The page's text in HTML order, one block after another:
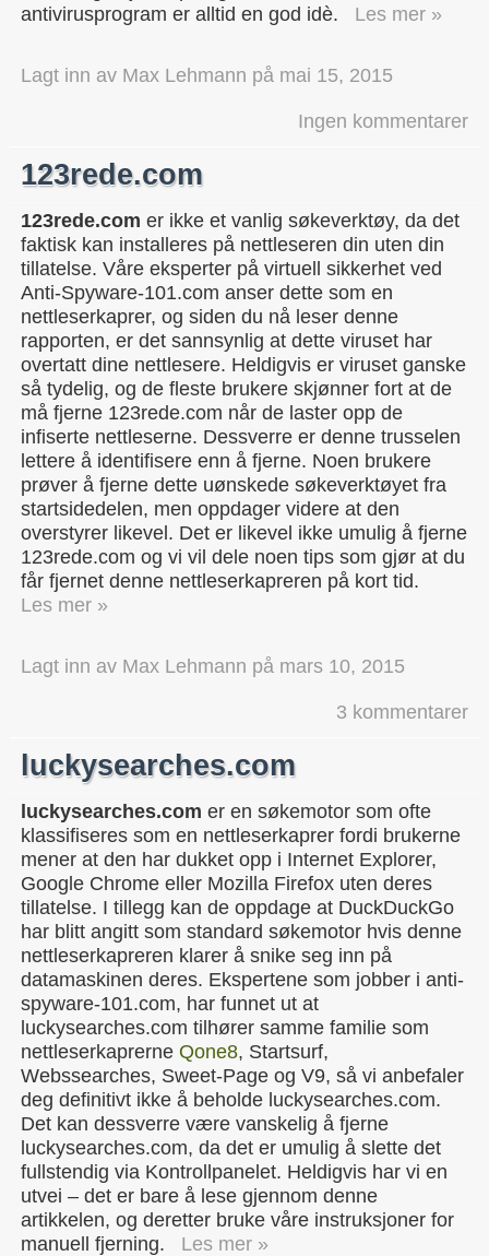
antivirusprogram er alltid en god idè.
Les mer »
Lagt inn av Max Lehmann på mai 15, 2015
Ingen kommentarer
123rede.com
123rede.com er ikke et vanlig søkeverktøy, da det
faktisk kan installeres på nettleseren din uten din
tillatelse. Våre eksperter på virtuell sikkerhet ved
Anti-Spyware-101.com anser dette som en
nettleserkaprer, og siden du nå leser denne
rapporten, er det sannsynlig at dette viruset har
overtatt dine nettlesere. Heldigvis er viruset ganske
så tydelig, og de fleste brukere skjønner fort at de
må fjerne 123rede.com når de laster opp de
infiserte nettleserne. Dessverre er denne trusselen
lettere å identifisere enn å fjerne. Noen brukere
prøver å fjerne dette uønskede søkeverktøyet fra
startsidedelen, men oppdager videre at den
overstyrer likevel. Det er likevel ikke umulig å fjerne
123rede.com og vi vil dele noen tips som gjør at du
får fjernet denne nettleserkapreren på kort tid.
Les mer »
Lagt inn av Max Lehmann på mars 10, 2015
3 kommentarer
luckysearches.com
luckysearches.com er en søkemotor som ofte
klassifiseres som en nettleserkaprer fordi brukerne
mener at den har dukket opp i Internet Explorer,
Google Chrome eller Mozilla Firefox uten deres
tillatelse. I tillegg kan de oppdage at DuckDuckGo
har blitt angitt som standard søkemotor hvis denne
nettleserkapreren klarer å snike seg inn på
datamaskinen deres. Ekspertene som jobber i anti-
spyware-101.com, har funnet ut at
luckysearches.com tilhører samme familie som
nettleserkaprerne Qone8, Startsurf,
Webssearches, Sweet-Page og V9, så vi anbefaler
deg definitivt ikke å beholde luckysearches.com.
Det kan dessverre være vanskelig å fjerne
luckysearches.com, da det er umulig å slette det
fullstendig via Kontrollpanelet. Heldigvis har vi en
utvei – det er bare å lese gjennom denne
artikkelen, og deretter bruke våre instruksjoner for
manuell fjerning.
Les mer »